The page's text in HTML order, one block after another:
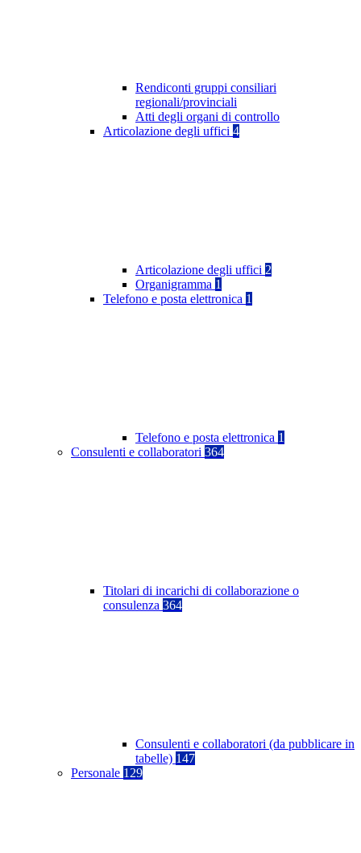
Rendiconti gruppi consiliari
regionali/provinciali
Atti degli organi di controllo
Articolazione degli uffici 4
Articolazione degli uffici 2
Organigramma 1
Telefono e posta elettronica 1
Telefono e posta elettronica 1
Consulenti e collaboratori 364
Titolari di incarichi di collaborazione o
consulenza 364
Consulenti e collaboratori (da pubblicare in
tabelle) 147
Personale 129